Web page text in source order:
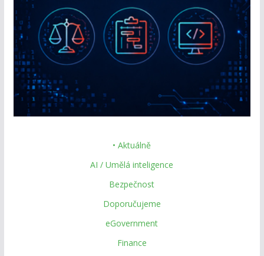
• Aktuálně
AI / Umělá inteligence
Bezpečnost
Doporučujeme
eGovernment
Finance